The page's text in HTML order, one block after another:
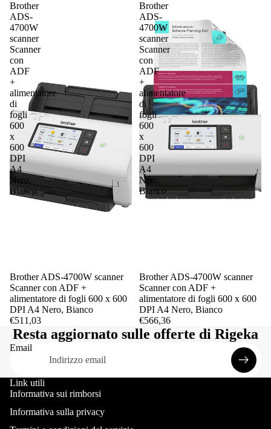
Brother
ADS-
4700W
scanner
Scanner
con
ADF
+
alimentatore
di
fogli
600
x
600
DPI
A4
Nero,
Bianco
Brother ADS-4700W scanner
Scanner con ADF +
alimentatore di fogli 600 x 600
DPI A4 Nero, Bianco
€511,03
Brother
ADS-
4700W
scanner
Scanner
con
ADF
+
alimentatore
di
fogli
600
x
600
DPI
A4
Nero,
Bianco
Brother ADS-4700W scanner
Scanner con ADF +
alimentatore di fogli 600 x 600
DPI A4 Nero, Bianco
€566,36
Resta aggiornato sulle offerte di Rigeka
Email
Link utili
Informativa sui rimborsi
Informativa sulla privacy